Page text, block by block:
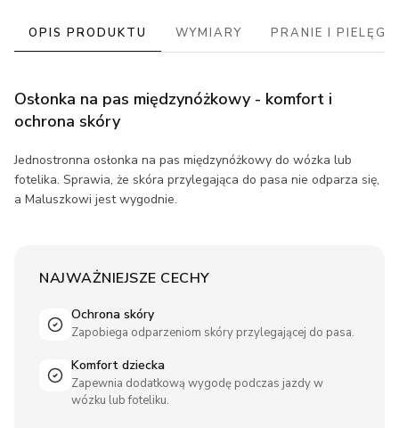
OPIS PRODUKTU WYMIARY PRANIE I
Osłonka na pas międzynóżkowy - komfort i
ochrona skóry
Jednostronna osłonka na pas międzynóżkowy do wózka lub
fotelika. Sprawia, że skóra przylegająca do pasa nie odparza się,
a Maluszkowi jest wygodnie.
NAJWAŻNIEJSZE CECHY
Ochrona skóry
Zapobiega odparzeniom skóry przylegającej do pasa.
Komfort dziecka
Zapewnia dodatkową wygodę podczas jazdy w
wózku lub foteliku.